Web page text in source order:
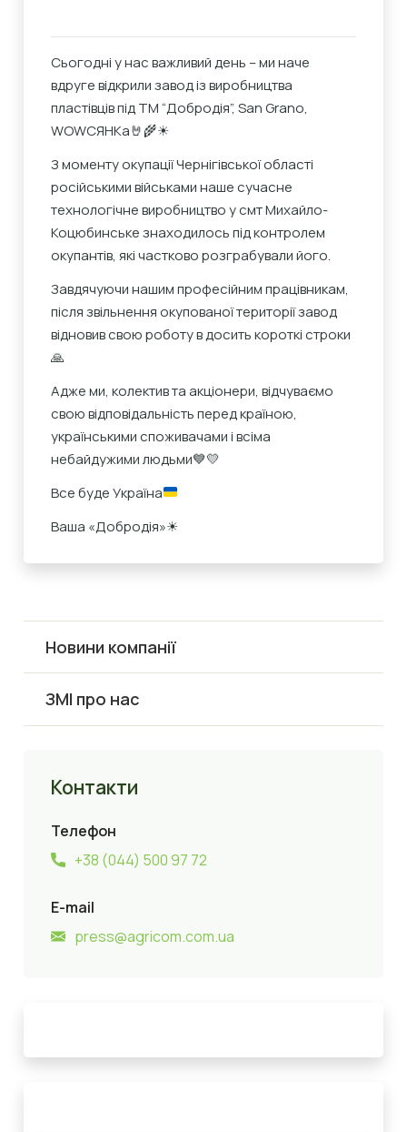
Сьогодні у нас важливий день – ми наче
вдруге відкрили завод із виробництва
пластівців під ТМ “Добродія”, San Grano,
WOWСЯНКа🤘🌾☀
З моменту окупації Чернігівської області
російськими військами наше сучасне
технологічне виробництво у смт Михайло-
Коцюбинське знаходилось під контролем
окупантів, які частково розграбували його.
Завдячуючи нашим професійним працівникам,
після звільнення окупованої території завод
відновив свою роботу в досить короткі строки
🙏
Адже ми, колектив та акціонери, відчуваємо
свою відповідальність перед країною,
українськими споживачами і всіма
небайдужими людьми💙💛
Все буде Україна
Ваша «Добродія»☀
Новини компанії
ЗМІ про нас
Контакти
Телефон
+38 (044) 500 97 72
E-mail
press@agricom.com.ua